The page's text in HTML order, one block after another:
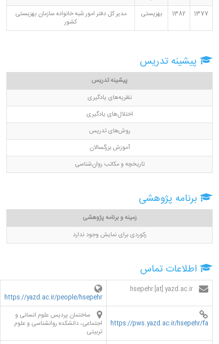
1377
1382 بهزیستی
مدیر کل دفتر امور شبه خانواده سازمان بهزیستی
کشور
پیشینه تدریس
پیشینه تدریس
نظریه‌های یادگیری
اختلال‌های یادگیری
روش‌های تدریس
آموزش بزرگسالان
تاریخچه و مکاتب روان‌شناسی
برنامه پژوهشی
زمینه و برنامه پژوهشی
رکوردی برای نمایش وجود ندارد
اطلاعات تماس
https://yazd.ac.ir/people/hsepehr
https://pws.yazd.ac.ir/hsepehr/fa
ساختمان پردیس علوم انسانی و
اجتماعی، دانشکده روانشناسی و علوم
تربیتی